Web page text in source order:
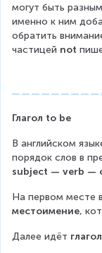
могут быть
именно к ним
обратить
частицей not
Глагол to be
В английском
порядок слов в
subject — verb —
На первом месте
местоимение,
Далее идёт глагол